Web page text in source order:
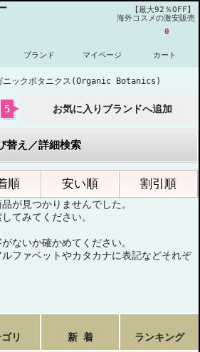
【最大92％OFF】
海外コスメの激安販売
ブランド マイページ
0
カート
ニックボタニクス(Organic Botanics)
5 お気に入りブランドへ追加
替え／詳細検索
順 安い順 割引順
が見つかりませんでした。
てみてください。
ないか確かめてください。
ファベットやカタカナに表記などそれぞ
リ 新 着 ランキング